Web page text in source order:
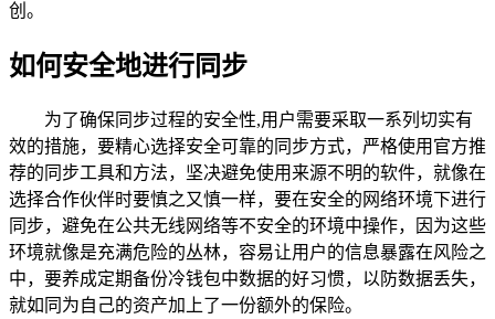
创。
如何安全地进行同步
为了确保同步过程的安全性,用户需要采取一系列切实有
效的措施，要精心选择安全可靠的同步方式，严格使用官方推
荐的同步工具和方法，坚决避免使用来源不明的软件，就像在
选择合作伙伴时要慎之又慎一样，要在安全的网络环境下进行
同步，避免在公共无线网络等不安全的环境中操作，因为这些
环境就像是充满危险的丛林，容易让用户的信息暴露在风险之
中，要养成定期备份冷钱包中数据的好习惯，以防数据丢失，
就如同为自己的资产加上了一份额外的保险。